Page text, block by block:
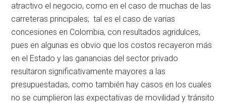
atractivo el negocio, como en el caso de muchas de las
carreteras principales; tal es el caso de varias
concesiones en Colombia, con resultados agridulces,
pues en algunas es obvio que los costos recayeron más
en el Estado y las ganancias del sector privado
resultaron significativamente mayores a las
presupuestadas, como también hay casos en los cuales
no se cumplieron las expectativas de movilidad y tránsito